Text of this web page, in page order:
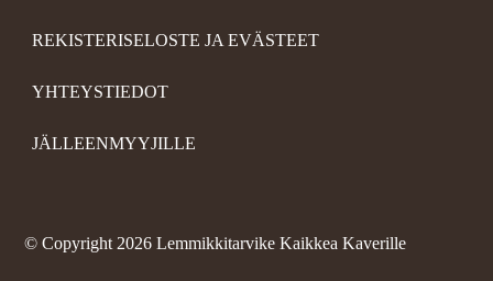
REKISTERISELOSTE JA EVÄSTEET
YHTEYSTIEDOT
JÄLLEENMYYJILLE
© Copyright 2026 Lemmikkitarvike Kaikkea Kaverille